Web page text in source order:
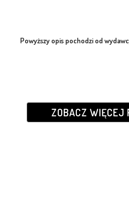
Powyższy opis pochodzi od
ZOBACZ WIĘCEJ